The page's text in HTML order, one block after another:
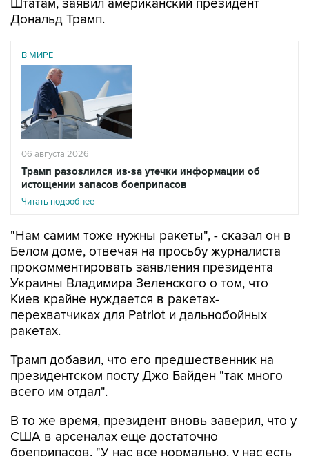
В МИРЕ
06 августа 2026
Трамп разозлился из-за утечки информации об
истощении запасов боеприпасов
Читать подробнее
"Нам самим тоже нужны ракеты", - сказал он в
прокомментировать заявления президента
Украины Владимира Зеленского о том, что
Киев крайне нуждается в ракетах-
перехватчиках для Patriot и дальнобойных
ракетах.
Трамп добавил, что его предшественник на
всего им отдал".
В то же время, президент вновь заверил, что у
боеприпасов. "У нас все нормально, у нас есть
много боеприпасов", - сказал он.